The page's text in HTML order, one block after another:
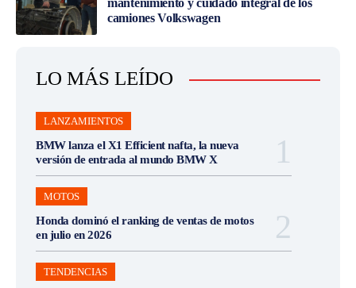
camiones Volkswagen
LO MÁS LEÍDO
LANZAMIENTOS
BMW lanza el X1 Efficient nafta, la nueva
versión de entrada al mundo BMW X
MOTOS
Honda dominó el ranking de ventas de motos
en julio en 2026
TENDENCIAS